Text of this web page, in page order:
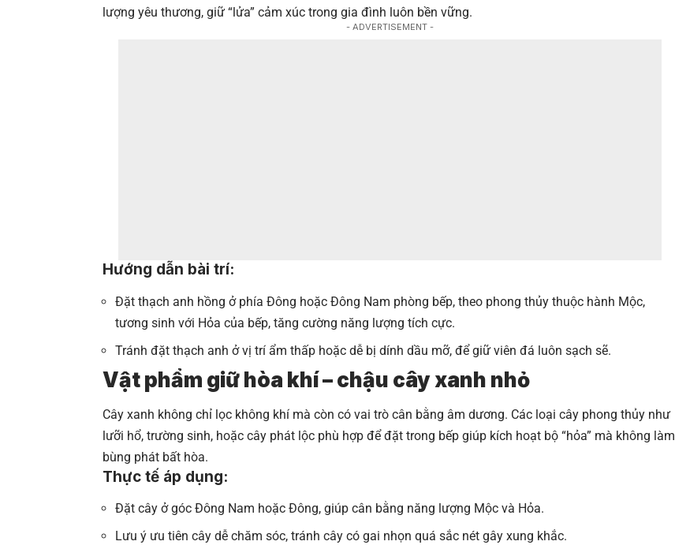
lượng yêu thương, giữ “lửa” cảm xúc trong gia đình luôn bền vững.
- ADVERTISEMENT -
Hướng dẫn bài trí:
Đặt thạch anh hồng ở phía Đông hoặc Đông Nam phòng bếp, theo phong thủy thuộc hành Mộc,
tương sinh với Hỏa của bếp, tăng cường năng lượng tích cực.
Tránh đặt thạch anh ở vị trí ẩm thấp hoặc dễ bị dính dầu mỡ, để giữ viên đá luôn sạch sẽ.
Vật phẩm giữ hòa khí – chậu cây xanh nhỏ
Cây xanh không chỉ lọc không khí mà còn có vai trò cân bằng âm dương. Các loại cây phong thủy như
lưỡi hổ, trường sinh, hoặc cây phát lộc phù hợp để đặt trong bếp giúp kích hoạt bộ “hỏa” mà không làm
bùng phát bất hòa.
Thực tế áp dụng:
Đặt cây ở góc Đông Nam hoặc Đông, giúp cân bằng năng lượng Mộc và Hỏa.
Lưu ý ưu tiên cây dễ chăm sóc, tránh cây có gai nhọn quá sắc nét gây xung khắc.